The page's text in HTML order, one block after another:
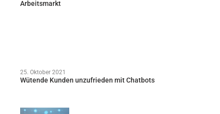
Arbeitsmarkt
25. Oktober 2021
Wütende Kunden unzufrieden mit Chatbots